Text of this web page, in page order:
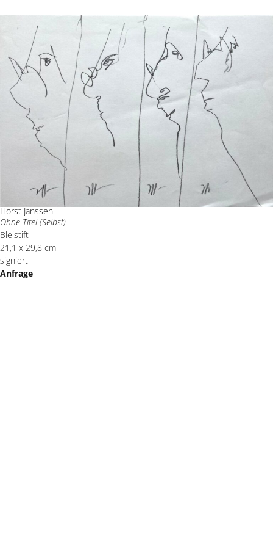
Horst Janssen
Ohne Titel (Selbst)
Bleistift
21,1 x 29,8 cm
signiert
Anfrage